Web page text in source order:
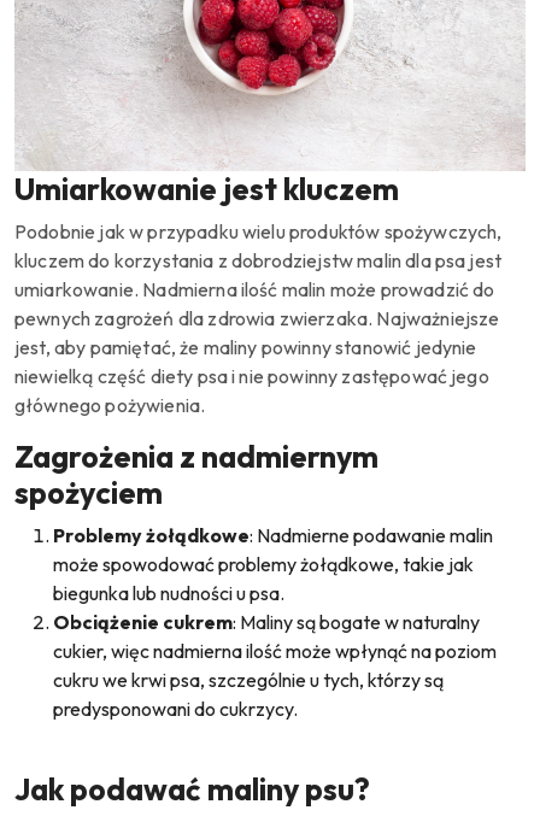
Umiarkowanie jest kluczem
Podobnie jak w przypadku wielu produktów spożywczych,
kluczem do korzystania z dobrodziejstw malin dla psa jest
umiarkowanie. Nadmierna ilość malin może prowadzić do
pewnych zagrożeń dla zdrowia zwierzaka. Najważniejsze
jest, aby pamiętać, że maliny powinny stanowić jedynie
niewielką część diety psa i nie powinny zastępować jego
głównego pożywienia.
Zagrożenia z nadmiernym
spożyciem
Problemy żołądkowe: Nadmierne podawanie malin
może spowodować problemy żołądkowe, takie jak
biegunka lub nudności u psa.
Obciążenie cukrem: Maliny są bogate w naturalny
cukier, więc nadmierna ilość może wpłynąć na poziom
cukru we krwi psa, szczególnie u tych, którzy są
predysponowani do cukrzycy.
Jak podawać maliny psu?